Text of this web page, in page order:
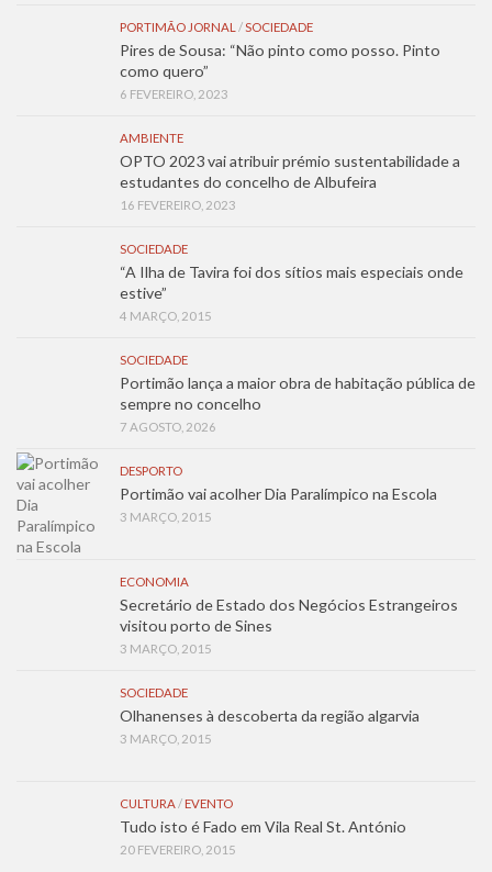
PORTIMÃO JORNAL /SOCIEDADE
Pires de Sousa: “Não pinto como posso. Pinto
como quero”
6 FEVEREIRO, 2023
AMBIENTE
OPTO 2023 vai atribuir prémio sustentabilidade a
estudantes do concelho de Albufeira
16 FEVEREIRO, 2023
SOCIEDADE
“A Ilha de Tavira foi dos sítios mais especiais onde
estive”
4 MARÇO, 2015
SOCIEDADE
Portimão lança a maior obra de habitação pública de
sempre no concelho
7 AGOSTO, 2026
DESPORTO
Portimão vai acolher Dia Paralímpico na Escola
3 MARÇO, 2015
ECONOMIA
Secretário de Estado dos Negócios Estrangeiros
visitou porto de Sines
3 MARÇO, 2015
SOCIEDADE
Olhanenses à descoberta da região algarvia
3 MARÇO, 2015
CULTURA/ EVENTO
Tudo isto é Fado em Vila Real St. António
20 FEVEREIRO, 2015